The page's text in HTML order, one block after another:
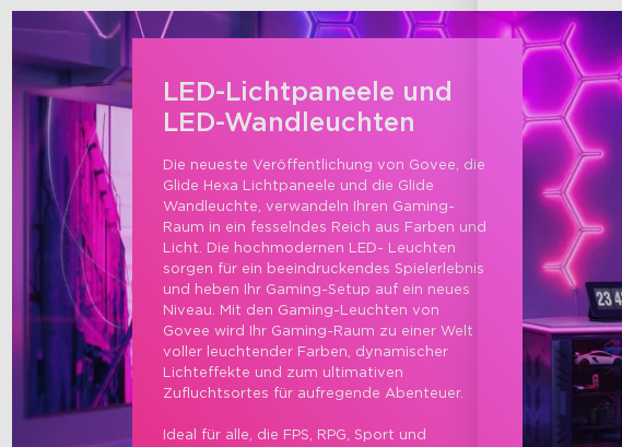
LED-Lichtpaneele und
LED-Wandleuchten
Die neueste Veröffentlichung von Govee, die
Glide Hexa Lichtpaneele und die Glide
Wandleuchte, verwandeln Ihren Gaming-
Raum in ein fesselndes Reich aus Farben und
Licht. Die hochmodernen LED- Leuchten
sorgen für ein beeindruckendes Spielerlebnis
und heben Ihr Gaming-Setup auf ein neues
Niveau. Mit den Gaming-Leuchten von
Govee wird Ihr Gaming-Raum zu einer Welt
voller leuchtender Farben, dynamischer
Lichteffekte und zum ultimativen
Zufluchtsortes für aufregende Abenteuer.
Ideal für alle, die FPS, RPG, Sport und